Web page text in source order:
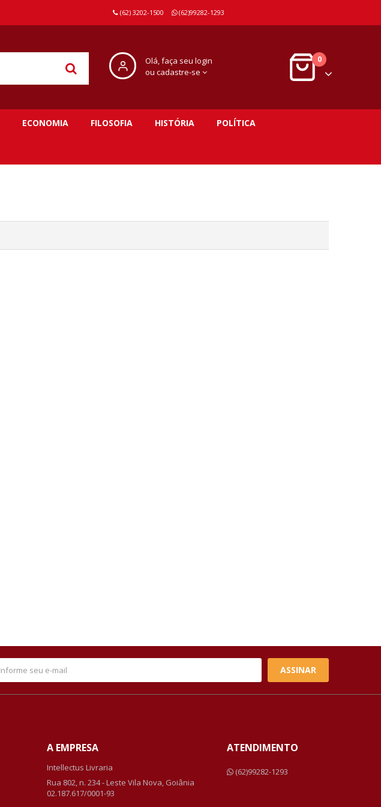
(62) 3202-1500 (62)99282-1293
Olá, faça seu login
ou cadastre-se
0
ECONOMIA FILOSOFIA HISTÓRIA POLÍTICA
ASSINAR
A EMPRESA
Intellectus Livraria
Rua 802, n. 234 - Leste Vila Nova, Goiânia
02.187.617/0001-93
ATENDIMENTO
(62)99282-1293